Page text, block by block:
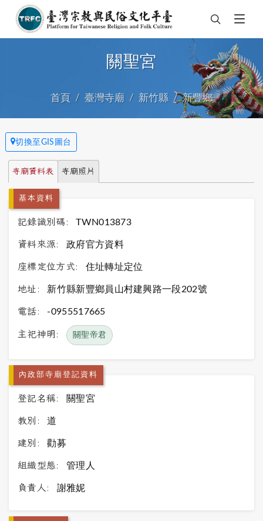
關聖宮
首頁 臺灣寺廟 新竹縣 新豐鄉
切換至GIS圖台
寺廟資料表 寺廟照片
基本資料
記錄識別碼: TWN013873
資料來源: 政府官方資料
座標定位方式: 住址轉址定位
地址: 新竹縣新豐鄉員山村建興路一段202號
電話: -0955517665
主祀神明: 關聖帝君
內政部寺廟登記資料
登記名稱: 關聖宮
教別: 道
建別: 勸募
組織型態: 管理人
負責人: 謝雅妮